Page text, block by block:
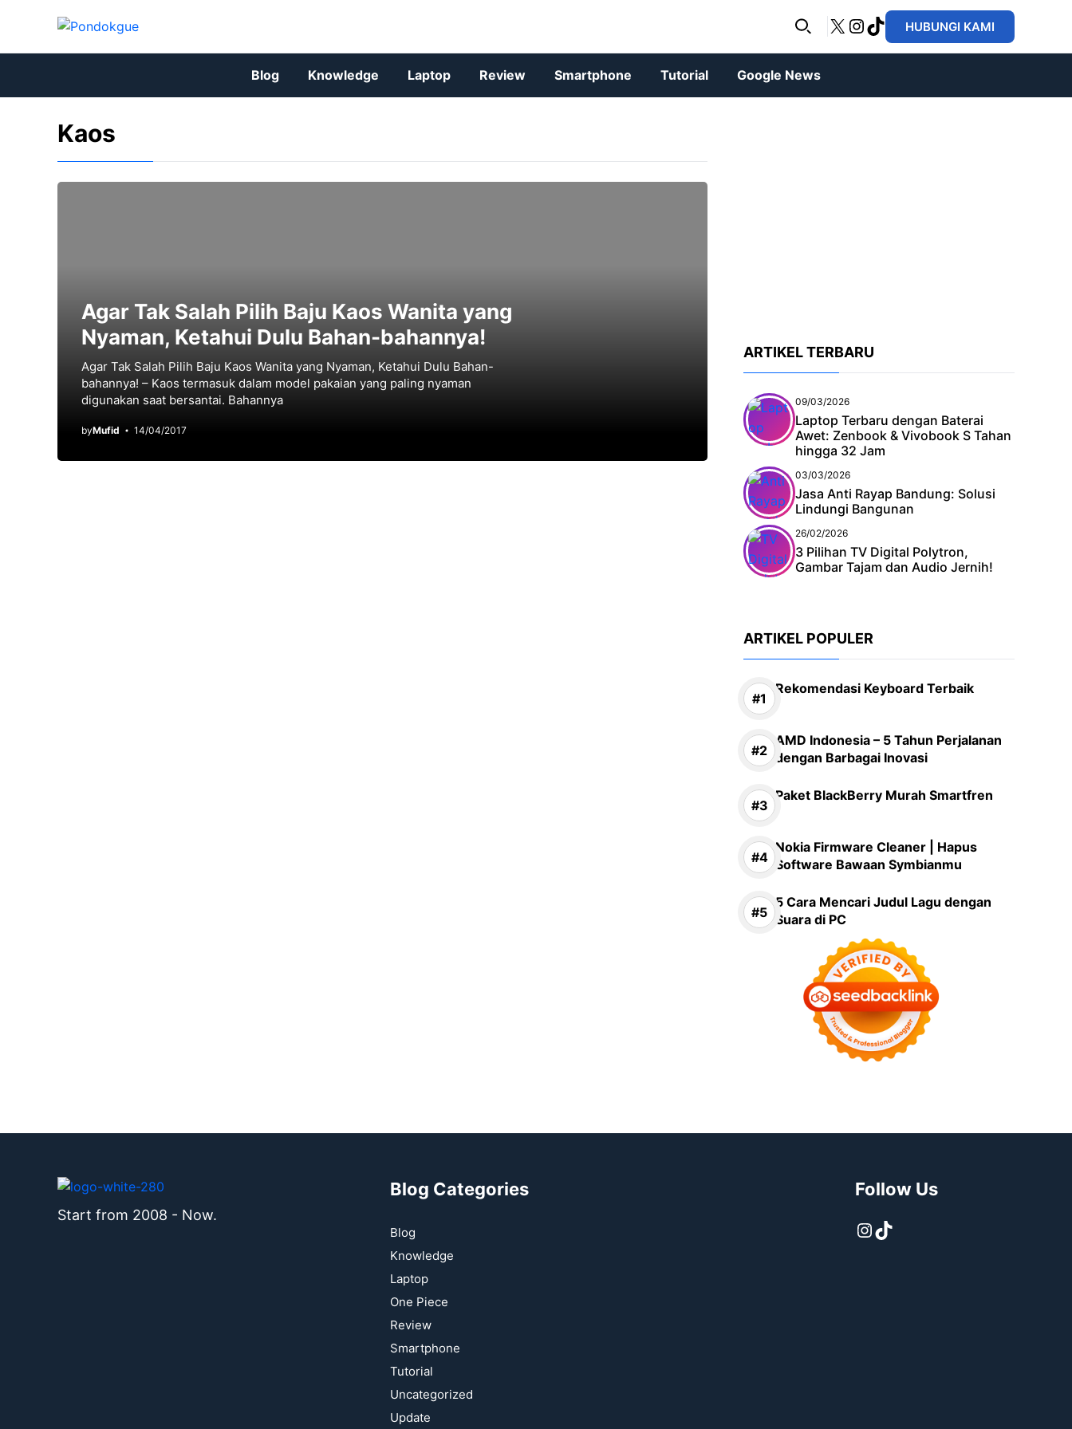
X Instagram
TikTokHUBUNGI KAMI
Blog Knowledge Laptop Review Smartphone Tutorial Google News
Kaos
Agar Tak Salah Pilih Baju Kaos Wanita yang
Nyaman, Ketahui Dulu Bahan-bahannya!
Agar Tak Salah Pilih Baju Kaos Wanita yang Nyaman, Ketahui Dulu Bahan-
bahannya! – Kaos termasuk dalam model pakaian yang paling nyaman
digunakan saat bersantai. Bahannya
byMufid 14/04/2017
ARTIKEL TERBARU
09/03/2026
Laptop Terbaru dengan Baterai
Awet: Zenbook & Vivobook S Tahan
hingga 32 Jam
03/03/2026
Jasa Anti Rayap Bandung: Solusi
Lindungi Bangunan
26/02/2026
3 Pilihan TV Digital Polytron,
Gambar Tajam dan Audio Jernih!
ARTIKEL POPULER
Rekomendasi Keyboard Terbaik
AMD Indonesia – 5 Tahun Perjalanan
dengan Barbagai Inovasi
Paket BlackBerry Murah Smartfren
Nokia Firmware Cleaner | Hapus
Software Bawaan Symbianmu
5 Cara Mencari Judul Lagu dengan
Suara di PC
Start from 2008 - Now.
Blog Categories
Blog
Knowledge
Laptop
One Piece
Review
Smartphone
Tutorial
Uncategorized
Update
Follow Us
Instagram
TikTok